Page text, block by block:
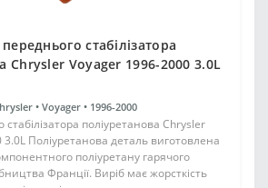
стабілізатора
Chrysler Voyager 1996-2000 3.0L
• Voyager • 1996-2000
стабілізатора поліуретанова Chrysler
Поліуретанова деталь виготовлена
поліуретану гарячого
Франції. Виріб має жорсткість